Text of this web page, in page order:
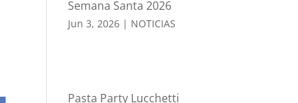
Semana Santa 2026
Jun 3, 2026 | NOTICIAS
Pasta Party Lucchetti